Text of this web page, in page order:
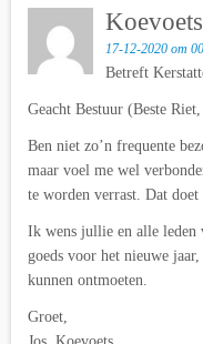
17-12-2020 om
Betreft
Geacht Bestuur (Beste
Ben niet zo’n frequente
maar voel me wel
te worden verrast. Dat
Ik wens jullie en alle leden
goeds voor het nieuwe
kunnen ontmoeten.
Groet,